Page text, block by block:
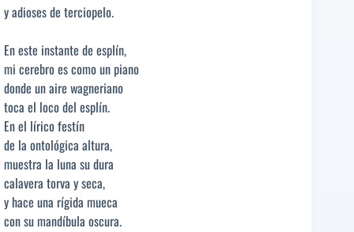
y adioses de terciopelo.
En este instante de esplín,
mi cerebro es como un piano
donde un aire wagneriano
toca el loco del esplín.
En el lírico festín
de la ontológica altura,
muestra la luna su dura
calavera torva y seca,
y hace una rígida mueca
con su mandíbula oscura.